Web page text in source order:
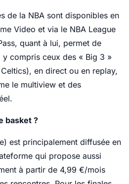
de la NBA sont disponibles en
Video et via le NBA League
quant à lui, permet de
y compris ceux des « Big 3 »
en direct ou en replay,
le multiview et des
basket ?
est principalement diffusée en
qui propose aussi
à partir de 4,99 €/mois